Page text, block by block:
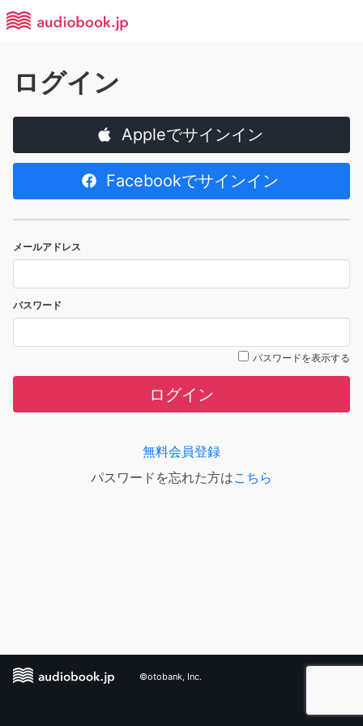
ログイン
Appleでサインイン
Facebookでサインイン
メールアドレス
パスワード
パスワードを表示する
ログイン
無料会員登録
パスワードを忘れた方はこちら
©otobank, Inc.